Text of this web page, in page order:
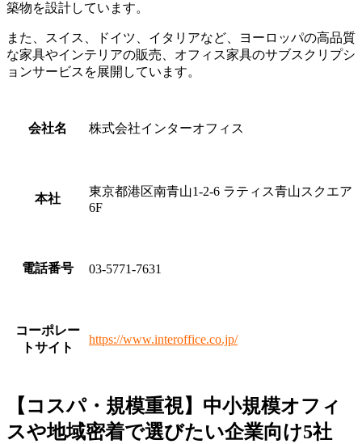
築物を設計しています。
また、スイス、ドイツ、イタリアなど、ヨーロッパの高品質
な家具やインテリアの販売、オフィス家具のサブスクリプシ
ョンサービスを展開しています。
会社名 株式会社インターオフィス
本社
東京都港区南青山1-2-6 ラティス青山スクエア
6F
電話番号 03-5771-7631
コーポレー
トサイト
https://www.interoffice.co.jp/
【コスパ・規模重視】中小規模オフィ
スや地域密着で選びたい企業向け5社